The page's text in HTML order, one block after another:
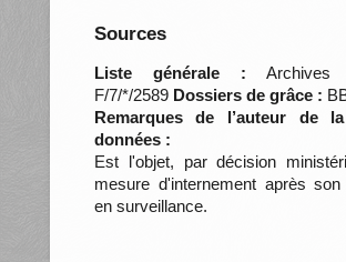
Sources
Liste générale : Archives
F/7/*/2589 Dossiers de grâce :
Remarques de l’auteur de
données :
Est l'objet, par décision
mesure d'internement après son
en surveillance.